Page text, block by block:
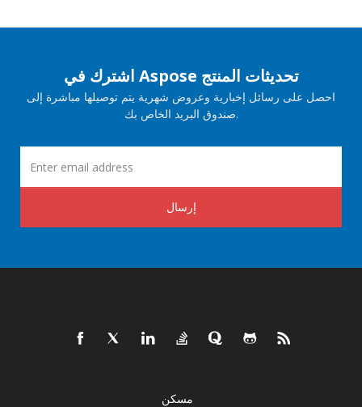
اشترك في Aspose تحديثات المنتج
احصل على رسائل إخبارية وعروض شهرية يتم توصيلها مباشرة إلى
صندوق البريد الخاص بك.
إرسال
مسكن